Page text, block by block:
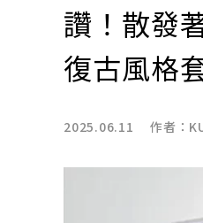
讚！散發
復古風格
2025.06.11 作者：